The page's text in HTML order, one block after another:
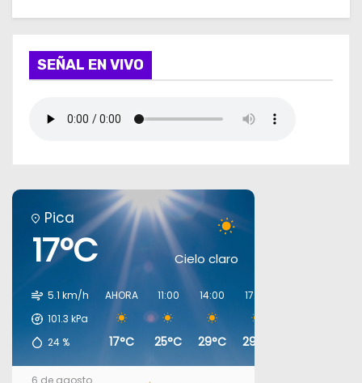
SEÑAL EN VIVO
Pica
17°C Cielo claro
5.1 km/h
101.3 kPa
24 %
AHORA
17°C
11:00
25°C
14:00
29°C
17:00
29°C